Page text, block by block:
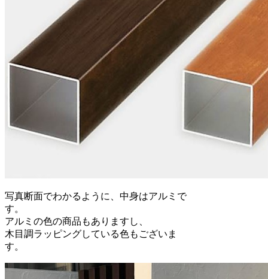
写真断面でわかるように、中身はアルミで
す。
アルミの色の商品もありますし、
木目調ラッピングしている色もございま
す。